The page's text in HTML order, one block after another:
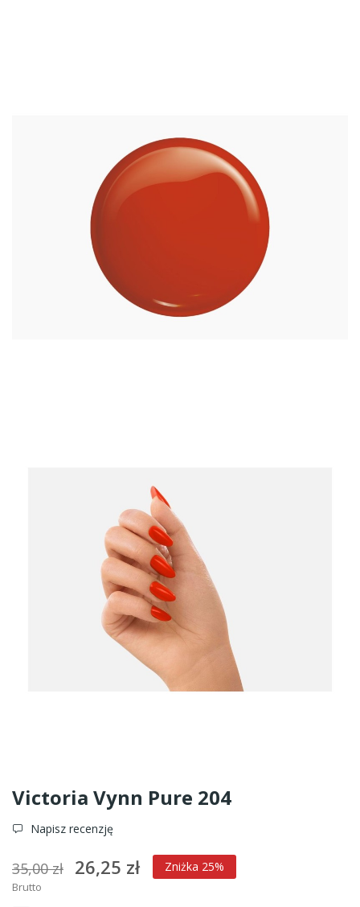
Victoria Vynn Pure 204
Napisz recenzję
35,00 zł 26,25 zł Zniżka 25%
Brutto